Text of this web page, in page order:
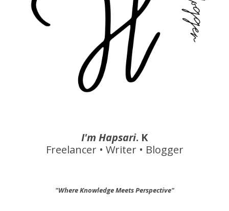
I'm Hapsari. K
Freelancer • Writer • Blogger
"Where Knowledge Meets Perspective"